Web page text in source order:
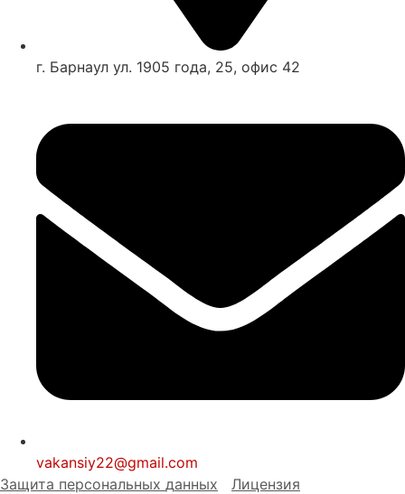
г. Барнаул ул. 1905 года, 25, офис 42
vakansiy22@gmail.com
Защита персональных данных
Лицензия